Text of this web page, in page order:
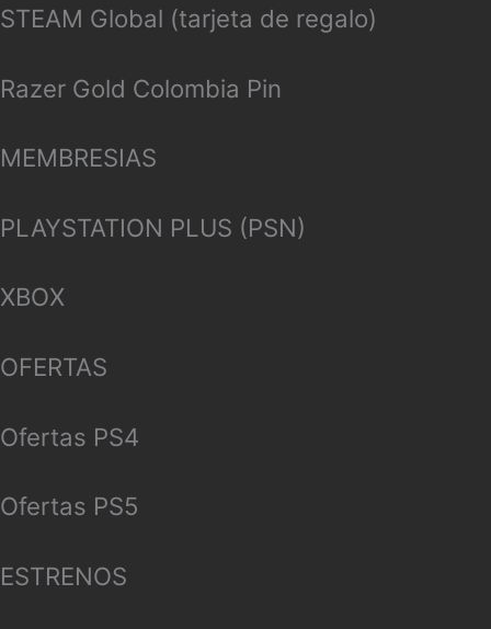
STEAM Global (tarjeta de regalo)
Razer Gold Colombia Pin
MEMBRESIAS
PLAYSTATION PLUS (PSN)
XBOX
OFERTAS
Ofertas PS4
Ofertas PS5
ESTRENOS